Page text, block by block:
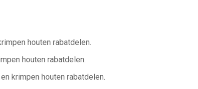
houten rabatdelen.
houten rabatdelen.
krimpen houten rabatdelen.